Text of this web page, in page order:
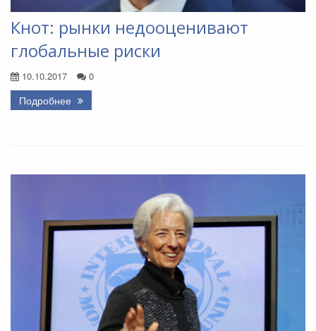
Кнот: рынки недооценивают
глобальные риски
10.10.2017 0
Подробнее